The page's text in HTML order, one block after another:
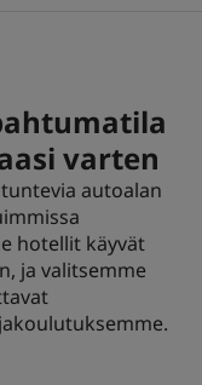
& Suitesvarten
autoalan
hotellit käyvät
ja valitsemme